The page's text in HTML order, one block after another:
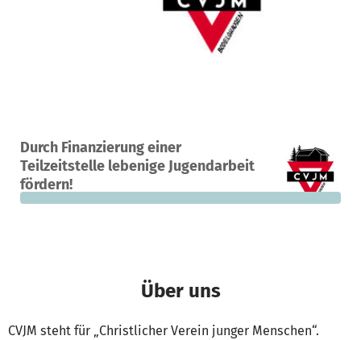
Durch Finanzierung einer
Teilzeitstelle lebenige Jugendarbeit
fördern!
Ein Projekt in Bodelshausen, Deutschland
0
Spenden
0 %
finanziert
35.000 €
fehlen noch
Über uns
CVJM steht für „Christlicher Verein junger Menschen“.